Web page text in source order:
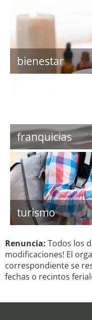
bienestar
franquicias
turismo
Renuncia: Todos los
modificaciones! El
correspondiente se
fechas o recintos